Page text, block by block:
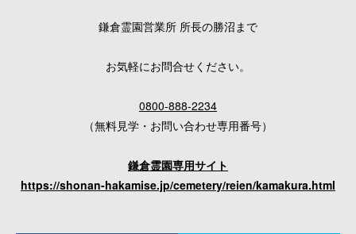
鎌倉霊園営業所 所長の勝沼まで
お気軽にお問合せください。
0800-888-2234
（無料見学・お問い合わせ専用番号）
鎌倉霊園専用サイト
https://shonan-hakamise.jp/cemetery/reien/kamakura.html